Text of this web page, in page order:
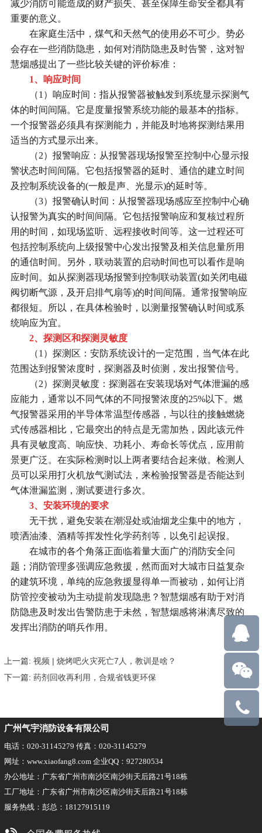
减少消防可能造成的财产损失、甚至保障生命安全都具有
重要的意义。
在家庭生活中，煤气和天然气的使用必不可少。势必
会存在一些消防隐患，如何对消防隐患及时告警，这对智
慧烟感提出了一些比较关键的评价标准：
1、响应时间
（1）响应时间：指从报警器被触发到系统显示探测气
体的时间间隔。它是度量报警系统功能的最基本的指标。
一个报警器必须具有探测能力，并能及时地将探测结果用
适当的方式显示出来。
（2）报警响应：从报警器现场报警至控制中心显示报
警状态时间间隔。它包括报警器的延时、通信的建立时间
及控制系统设备的(一般是声、光显示)的延时等。
（3）报警确认时间：从报警器现场感应至控制中心确
认报警为真实的时间间隔。它包括报警响应和复核过程所
用的时间，如现场监听、远程接收时间等。这一过程还可
包括控制系统向上级报警中心发出报警及相关信息量所用
的通信时间。另外，联动装置的启动时间也可以看作是响
应时间。如从探测器现场报警到控制联动装置(如关闭电磁
阀切断气源，及开启排气扇等)的时间间隔。通常报警响应
都很短。所以，在具体检验时，以测量报警确认时间或系
统响应为宜。
2、探测区和探测灵敏度
（1）探测区：安防系统设计的一定范围，当气体在此
范围达到报警浓度时，探测器及时侦测，发出报警信号。
（2）探测灵敏度：探测器在安装现场对气体泄漏的感
应能力，通常以不同气体的不同报警浓度的25%以下。燃
气报警器采用的半导体常温型传感器，与以往的接触燃烧
式传感器相比，它最突出的特点是无需加热，因此该元件
具有灵敏度高、响应快、功耗小、寿命长等优点，应用前
景更广泛。在实际检测时以上两者要结合起来做。检测人
员可以采用打火机放气测试法，来检验报警器是否能达到
气体泄漏监测，测试要进行多次。
3、安装环境的要求
无干扰，避免安装在潮湿处或油烟龙尘集中的地方，
喷洒油漆、酒精等挥发性化学药剂等，以免引起误报。
在城市的各个角落正面临着量大面广的消防安全问
题；消防管理多强调应急救援，然而面对大城市日益复杂
的建筑环境，单纯的应急救援显得单一而被动，如何让消
防管控变被动为主动提前发现隐患？智慧烟感有助于对消
防隐患及时发出告警防患于未然，智慧烟感将淋漓尽致的
发挥出消防的哨兵作用。
上一篇: 视频 | 烧烤吧火灾死亡7人，教训是啥？
下一篇: 药剂回收再利用，合规省钱更环保
广州气宇消防设备有限公司
电话：020-31145279 传真：020-31145279
网址：www.xiaofang8.com 企业QQ：927280534
办公地址：广东省广州市南沙区南沙街天后路21号18栋
工厂地址：广东省广州市南沙区南沙街天后路21号18栋
服务热线：彭总：18127915119